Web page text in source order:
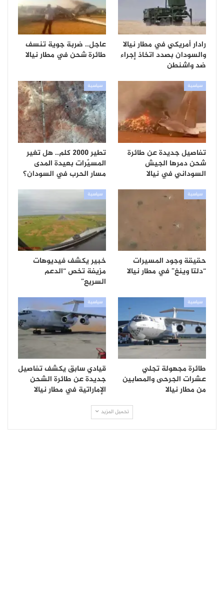
رادار أمريكي في مطار نيالا
والسودان بصدد اتخاذ إجراء
ضد واشنطن
عاجل.. ضربة جوية تنسف
طائرة شحن في مطار نيالا
سياسية
تفاصيل جديدة عن طائرة
شحن دمرها الجيش
السوداني في نيالا
سياسية
تطير 2000 كلم.. هل تغير
المسيّرات بعيدة المدى
مسار الحرب في السودان؟
سياسية
حقيقة وجود المسيرات
“دلتا وينغ” في مطار نيالا
سياسية
خبير يكشف فيديوهات
مزيفة تخص “الدعم
السريع”
سياسية
طائرة مجهولة تجلي
عشرات الجرحى والمصابين
من مطار نيالا
سياسية
قيادي سابق يكشف تفاصيل
جديدة عن طائرة الشحن
الإماراتية في مطار نيالا
تحميل المزيد